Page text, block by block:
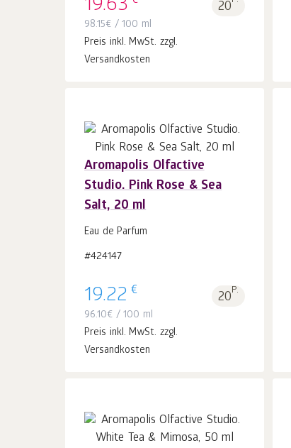
19.63 20
98.15€ / 100 ml
Preis inkl. MwSt. zzgl.
Versandkosten
Aromapolis Olfactive
Studio. Pink Rose & Sea
Salt, 20 ml
Eau de Parfum
#424147
19.22 € 20P.
96.10€ / 100 ml
Preis inkl. MwSt. zzgl.
Versandkosten
den Warenkorb